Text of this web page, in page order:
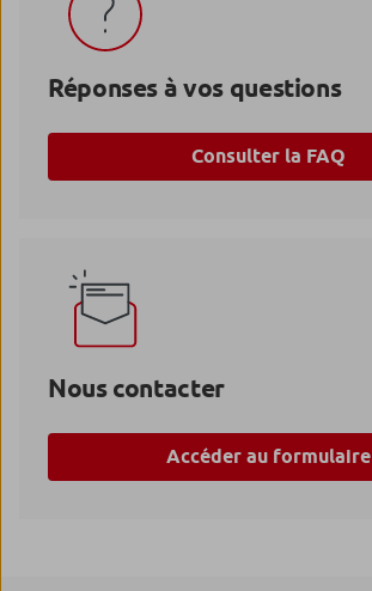
Réponses à vos questions
Consulter la FAQ
Nous contacter
Accéder au formulaire